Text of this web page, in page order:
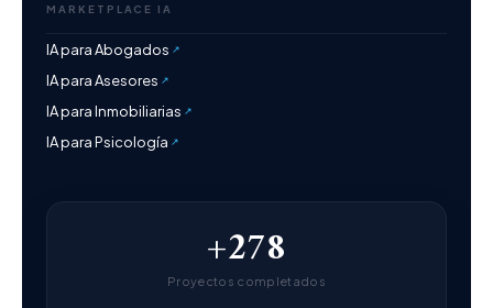
MARKETPLACE IA
IA para Abogados
IA para Asesores
IA para Inmobiliarias
IA para Psicología
+278
Proyectos completados